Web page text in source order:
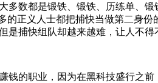
多数都是锻铁、锻铁、历练单、
的正义人士都把捕快当做第二身
是捕快组队却越来越难，让人不得
钱的职业，因为在黑科技盛行之